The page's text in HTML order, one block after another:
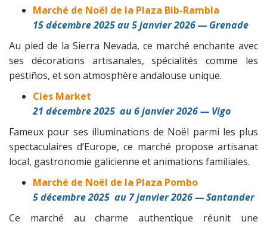
Marché de Noël de la Plaza Bib-Rambla
15 décembre 2025 au 5 janvier 2026 — Grenade
Au pied de la Sierra Nevada, ce marché enchante avec
ses décorations artisanales, spécialités comme les
pestiños, et son atmosphère andalouse unique.
Cíes Market
21 décembre 2025 au 6 janvier 2026 — Vigo
Fameux pour ses illuminations de Noël parmi les plus
spectaculaires d’Europe, ce marché propose artisanat
local, gastronomie galicienne et animations familiales.
Marché de Noël de la Plaza Pombo
5 décembre 2025 au 7 janvier 2026 — Santander
Ce marché au charme authentique réunit une